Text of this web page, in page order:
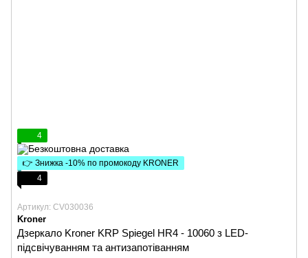
4
👉 Знижка -10% по промокоду KRONER
4
Артикул: CV030036
Kroner
Дзеркало Kroner KRP Spiegel HR4 - 10060 з LED-
підсвічуванням та антизапотіванням